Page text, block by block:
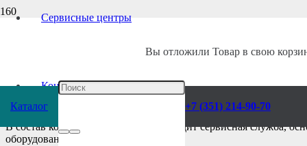
Сервисные центры
Контакты
Вы отложили Товар в свою
Каталог +7 (351) 214-90-70
Главная /Каталог/Насосы/Calpeda
Скважинный
В состав компании «Ворса Урал» входит сервисная служба,
оборудования.